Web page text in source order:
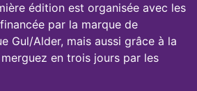
édition est organisée avec les
par la marque de
Gul/Alder, mais aussi grâce à la
en trois jours par les